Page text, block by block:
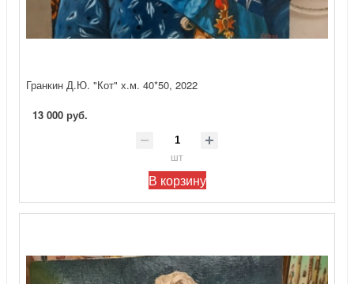
Гранкин Д.Ю. "Кот" х.м. 40*50, 2022
13 000 руб.
шт
В корзину